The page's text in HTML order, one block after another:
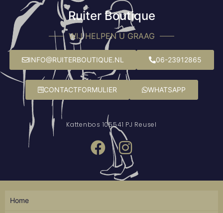
Ruiter Boutique
WIJ HELPEN U GRAAG
INFO@RUITERBOUTIQUE.NL 06-23912865
CONTACTFORMULIER WHATSAPP
Kattenbos 105541 PJ Reusel
Home